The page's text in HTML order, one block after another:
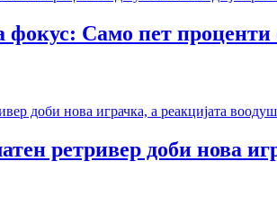
Само пет проценти
ретривер доби нова